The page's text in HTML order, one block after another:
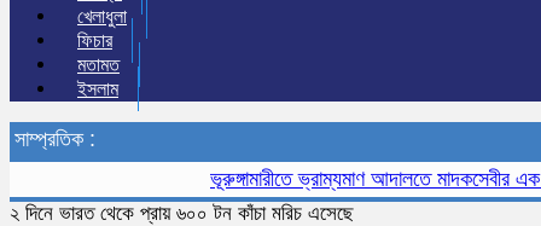
খেলাধুলা
ফিচার
মতামত
ইসলাম
সাম্প্রতিক :
ভূরুঙ্গামারীতে ভ্রাম্যমাণ আদালতে মাদকসেবীর এক
২ দিনে ভারত থেকে প্রায় ৬০০ টন কাঁচা মরিচ এসেছে